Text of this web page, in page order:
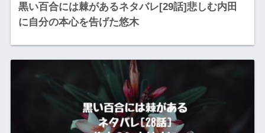
黒い百合には棘があるネタバレ[29話]悲しむ内田
に自分の本心を告げた悠木